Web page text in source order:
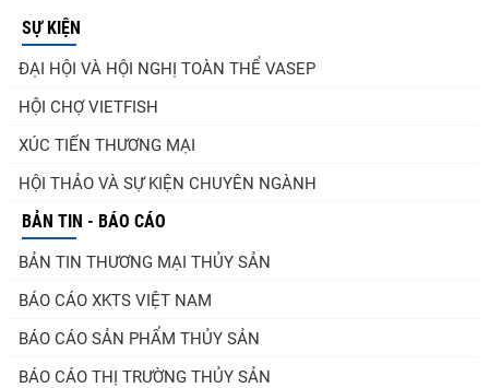
SỰ KIỆN
ĐẠI HỘI VÀ HỘI NGHỊ TOÀN THỂ VASEP
HỘI CHỢ VIETFISH
XÚC TIẾN THƯƠNG MẠI
HỘI THẢO VÀ SỰ KIỆN CHUYÊN NGÀNH
BẢN TIN - BÁO CÁO
BẢN TIN THƯƠNG MẠI THỦY SẢN
BÁO CÁO XKTS VIỆT NAM
BÁO CÁO SẢN PHẨM THỦY SẢN
BÁO CÁO THỊ TRƯỜNG THỦY SẢN